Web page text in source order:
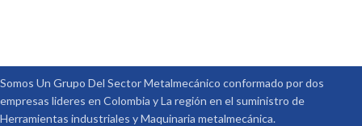
Somos Un Grupo Del Sector Metalmecánico conformado por dos
empresas lideres en Colombia y La región en el suministro de
Herramientas industriales y Maquinaria metalmecánica.